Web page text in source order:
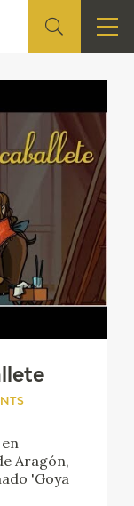
Aragón,
'Goya